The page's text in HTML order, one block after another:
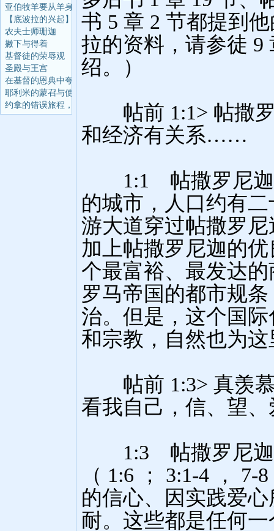
亚伯牧羊要从羊身上得
【底波拉的兴起】当该
农夫士师珊迦
撇下与得着
基督徒的荣辱观
圣殿与王宫
在基督的恩典中夸胜
耶利米的蒙召与使命
约拿的错误旅程，却成